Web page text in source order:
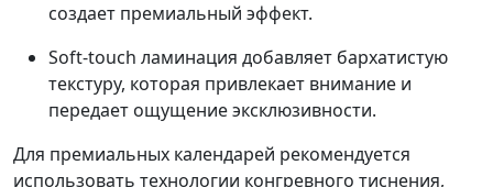
создает премиальный эффект.
Soft-touch ламинация добавляет бархатистую
текстуру, которая привлекает внимание и
передает ощущение эксклюзивности.
Для премиальных календарей рекомендуется
использовать технологии конгревного тиснения,